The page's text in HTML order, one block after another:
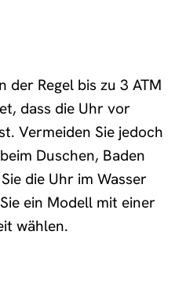
der Regel bis zu 3 ATM
dass die Uhr vor
Vermeiden Sie jedoch
Duschen, Baden
die Uhr im Wasser
ein Modell mit einer
wählen.